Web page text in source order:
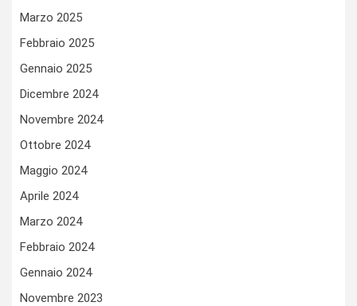
Marzo 2025
Febbraio 2025
Gennaio 2025
Dicembre 2024
Novembre 2024
Ottobre 2024
Maggio 2024
Aprile 2024
Marzo 2024
Febbraio 2024
Gennaio 2024
Novembre 2023